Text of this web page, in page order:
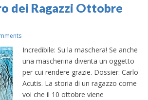
dei Ragazzi Ottobre
Incredibile: Su la maschera! Se anche
una mascherina diventa un oggetto
per cui rendere grazie. Dossier: Carlo
Acutis. La storia di un ragazzo come
voi che il 10 ottobre viene